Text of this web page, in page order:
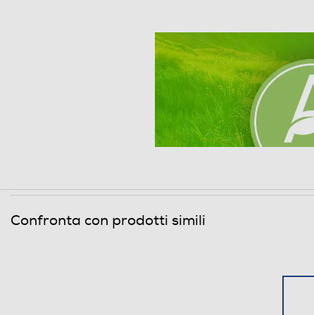
Confronta con prodotti simili